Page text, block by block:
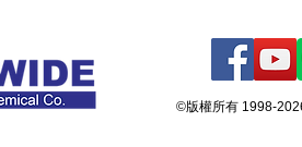
©版權所有 1998-